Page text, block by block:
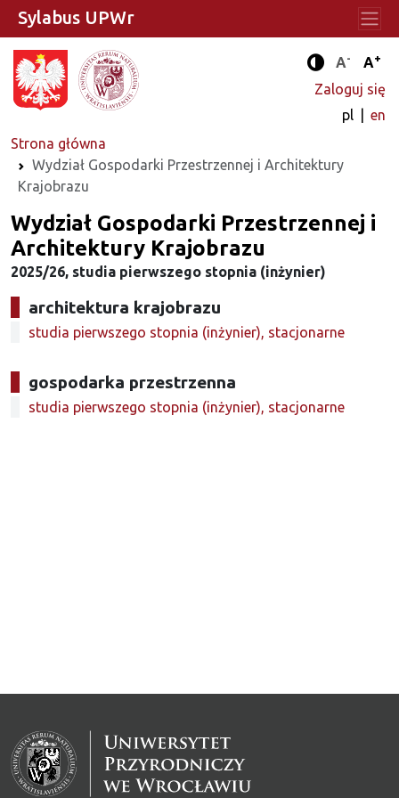
Tryb
A- A+
Zaloguj się
pl
en
Strona główna
Wydział Gospodarki Przestrzennej i Architektury
Krajobrazu
Sylabus UPWr
Wydział Gospodarki Przestrzennej i
Architektury Krajobrazu
2025/26, studia pierwszego stopnia (inżynier)
architektura krajobrazu
studia pierwszego stopnia (inżynier), stacjonarne
gospodarka przestrzenna
studia pierwszego stopnia (inżynier), stacjonarne